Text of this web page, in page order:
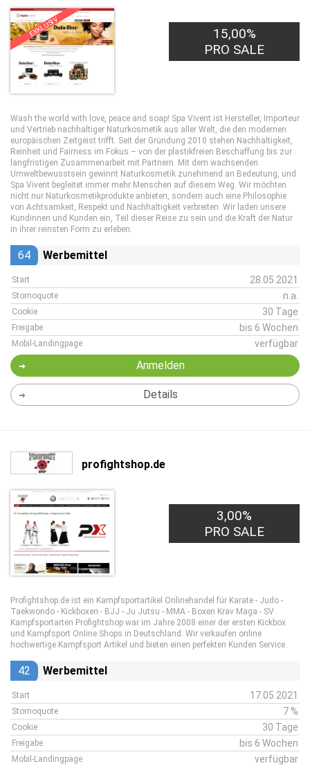
EXKLUSIV
15,00%
PRO SALE
Wash the world with love, peace and soap! Spa Vivent ist Hersteller, Importeur
und Vertrieb nachhaltiger Naturkosmetik aus aller Welt, die den modernen
europäischen Zeitgeist trifft. Seit der Gründung 2010 stehen Nachhaltigkeit,
Reinheit und Fairness im Fokus – von der plastikfreien Beschaffung bis zur
langfristigen Zusammenarbeit mit Partnern. Mit dem wachsenden
Umweltbewusstsein gewinnt Naturkosmetik zunehmend an Bedeutung, und
Spa Vivent begleitet immer mehr Menschen auf diesem Weg. Wir möchten
nicht nur Naturkosmetikprodukte anbieten, sondern auch eine Philosophie
von Achtsamkeit, Respekt und Nachhaltigkeit verbreiten. Wir laden unsere
Kundinnen und Kunden ein, Teil dieser Reise zu sein und die Kraft der Natur
in ihrer reinsten Form zu erleben.
64 Werbemittel
Start 28.05.2021
Stornoquote n.a.
Cookie 30 Tage
Freigabe bis 6 Wochen
Mobil-Landingpage verfügbar
Anmelden
Details
profightshop.de
3,00%
PRO SALE
Profightshop.de ist ein Kampfsportartikel Onlinehandel für Karate - Judo -
Taekwondo - Kickboxen - BJJ - Ju Jutsu - MMA - Boxen Krav Maga - SV
Kampfsportarten Profightshop war im Jahre 2008 einer der ersten Kickbox
und Kampfsport Online Shops in Deutschland. Wir verkaufen online
hochwertige Kampfsport Artikel und bieten einen perfekten Kunden Service.
42 Werbemittel
Start 17.05.2021
Stornoquote 7 %
Cookie 30 Tage
Freigabe bis 6 Wochen
Mobil-Landingpage verfügbar